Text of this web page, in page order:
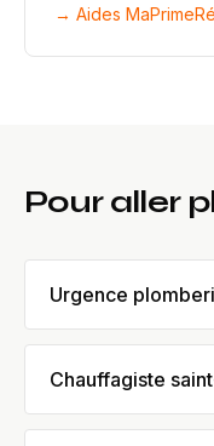
→ Aides
Pour aller
Urgence
Chauffagiste